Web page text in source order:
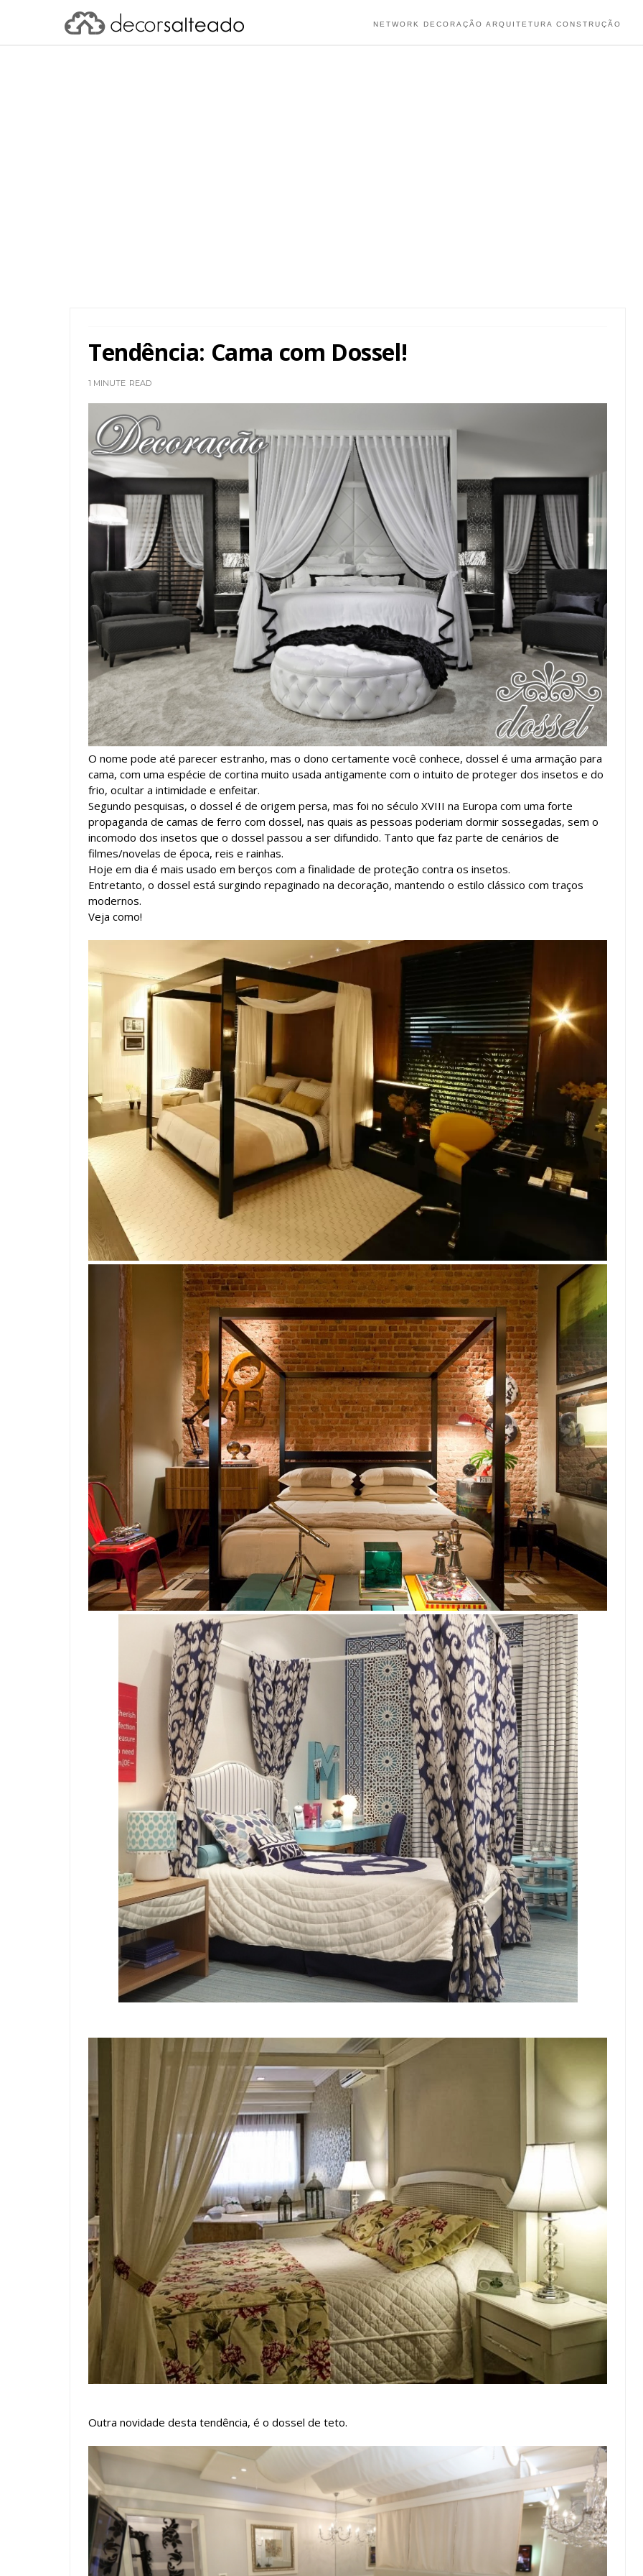
NETWORK DECORAÇÃO ARQUITETURA CONSTRUÇÃO
Tendência: Cama com Dossel!
1 MINUTE READ
O nome pode até parecer estranho, mas o dono certamente você conhece, dossel é uma armação para
cama, com uma espécie de cortina muito usada antigamente com o intuito de proteger dos insetos e do
frio, ocultar a intimidade e enfeitar.
Segundo pesquisas, o dossel é de origem persa, mas foi no século XVIII na Europa com uma forte
propaganda de camas de ferro com dossel, nas quais as pessoas poderiam dormir sossegadas, sem o
incomodo dos insetos que o dossel passou a ser difundido. Tanto que faz parte de cenários de
filmes/novelas de época, reis e rainhas.
Hoje em dia é mais usado em berços com a finalidade de proteção contra os insetos.
Entretanto, o dossel está surgindo repaginado na decoração, mantendo o estilo clássico com traços
modernos.
Veja como!
Outra novidade desta tendência, é o dossel de teto.